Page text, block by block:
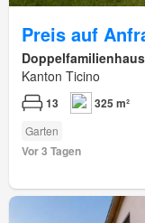
Preis auf
Doppelfamilienhaus
Kanton Ticino
13 325 m²
Garten
Vor 3 Tagen